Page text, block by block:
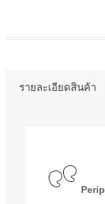
รายละเอียดสินค้า